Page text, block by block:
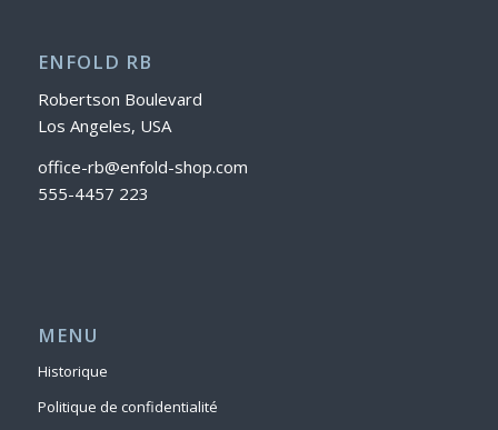
ENFOLD RB
Robertson Boulevard
Los Angeles, USA
office-rb@enfold-shop.com
555-4457 223
MENU
Historique
Politique de confidentialité